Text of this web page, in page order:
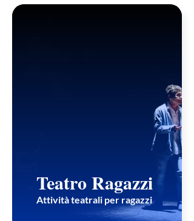
Teatro Ragazzi
Attività teatrali per ragazzi